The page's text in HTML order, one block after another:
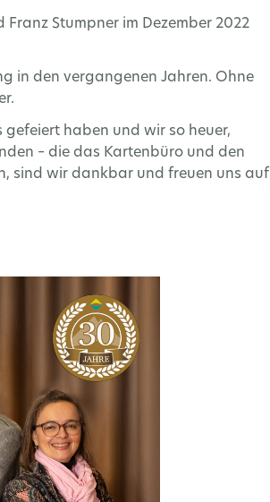
Stumpner im Dezember 2022
in den vergangenen Jahren. Ohne
gefeiert haben und wir so heuer,
– die das Kartenbüro und den
sind wir dankbar und freuen uns auf